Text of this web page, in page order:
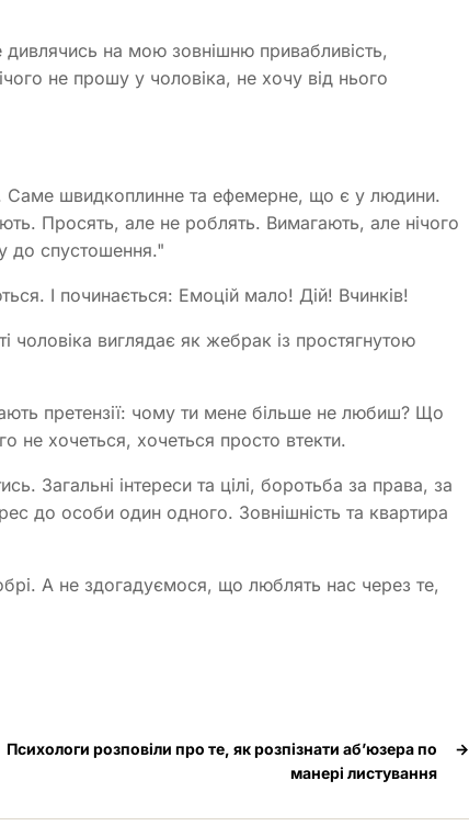
на мою зовнішню привабливість,
не прошу у чоловіка, не хочу від нього
Саме швидкоплинне та ефемерне, що є у людини.
Просять, але не роблять. Вимагають, але нічого
до спустошення."
І починається: Емоцій мало! Дій! Вчинків!
чоловіка виглядає як жебрак із простягнутою
претензії: чому ти мене більше не любиш? Що
не хочеться, хочеться просто втекти.
Загальні інтереси та цілі, боротьба за права, за
до особи один одного. Зовнішність та квартира
А не здогадуємося, що люблять нас через те,
→
Психологи розповіли про те, як розпізнати аб’юзера по
манері листування